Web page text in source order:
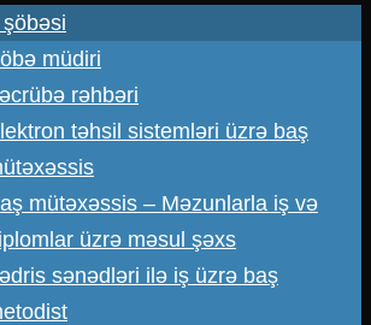
müdiri
rəhbəri
təhsil sistemləri üzrə baş
mütəxəssis – Məzunlarla iş və
üzrə məsul şəxs
sənədləri ilə iş üzrə baş